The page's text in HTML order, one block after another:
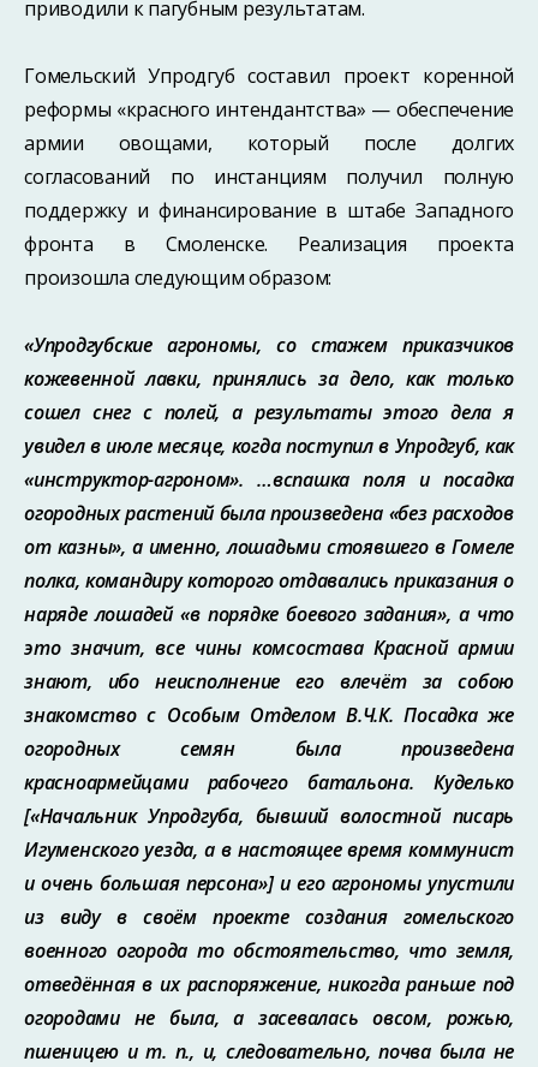
приводили к пагубным результатам.
Гомельский Упродгуб составил проект коренной
реформы «красного интендант­ства» — обеспечение
армии овощами, который после долгих
согласований по ин­станциям получил полную
поддержку и финансирование в штабе Западного
фронта в Смоленске. Реализация проекта
произошла следующим образом:
«Упродгубские агрономы, со стажем приказчиков
кожевенной лавки, принялись за дело, как только
сошел снег с полей, а результаты этого дела я
увидел в июле месяце, когда поступил в Упродгуб, как
«инструктор-агроном». …вспашка поля и посадка
огородных растений была произведена «без расходов
от казны», а именно, лошадьми стоявшего в Гомеле
полка, командиру которого отдавались приказания о
наряде лошадей «в порядке боевого задания», а что
это значит, все чины комсоста­ва Красной армии
знают, ибо неисполнение его влечёт за собою
знакомство с Особым Отделом В.Ч.К. Посадка же
огородных семян была произведена
красноармейцами рабочего батальона. Куделько
[«Начальник Упродгуба, бывший волостной писарь
Игуменского уезда, а в настоящее время коммунист
и очень большая персона»] и его агрономы упустили
из виду в своём проекте создания гомельского
военного огорода то обстоятельство, что земля,
отведённая в их распоряжение, никогда раньше под
огородами не была, а засевалась овсом, рожью,
пшеницею и т. п., и, следовательно, почва была не